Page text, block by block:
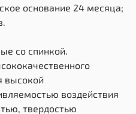
основание 24 месяца;
со спинкой.
высокой
воздействия
твердостью